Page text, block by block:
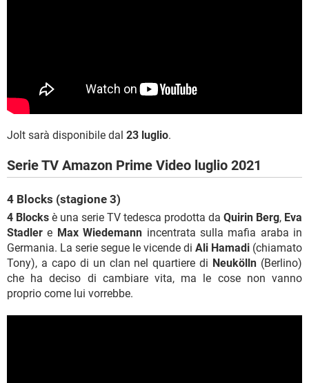
Jolt sarà disponibile dal 23 luglio.
Serie TV Amazon Prime Video luglio 2021
4 Blocks (stagione 3)
4 Blocks è una serie TV tedesca prodotta da Quirin Berg, Eva
Stadler e Max Wiedemann incentrata sulla mafia araba in
Germania. La serie segue le vicende di Ali Hamadi (chiamato
Tony), a capo di un clan nel quartiere di Neukölln (Berlino)
che ha deciso di cambiare vita, ma le cose non vanno
proprio come lui vorrebbe.